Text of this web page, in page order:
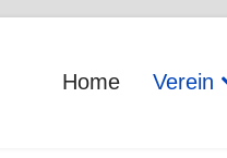
Home Verein